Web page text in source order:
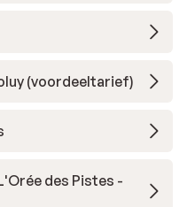
(voordeeltarief)
des Pistes -